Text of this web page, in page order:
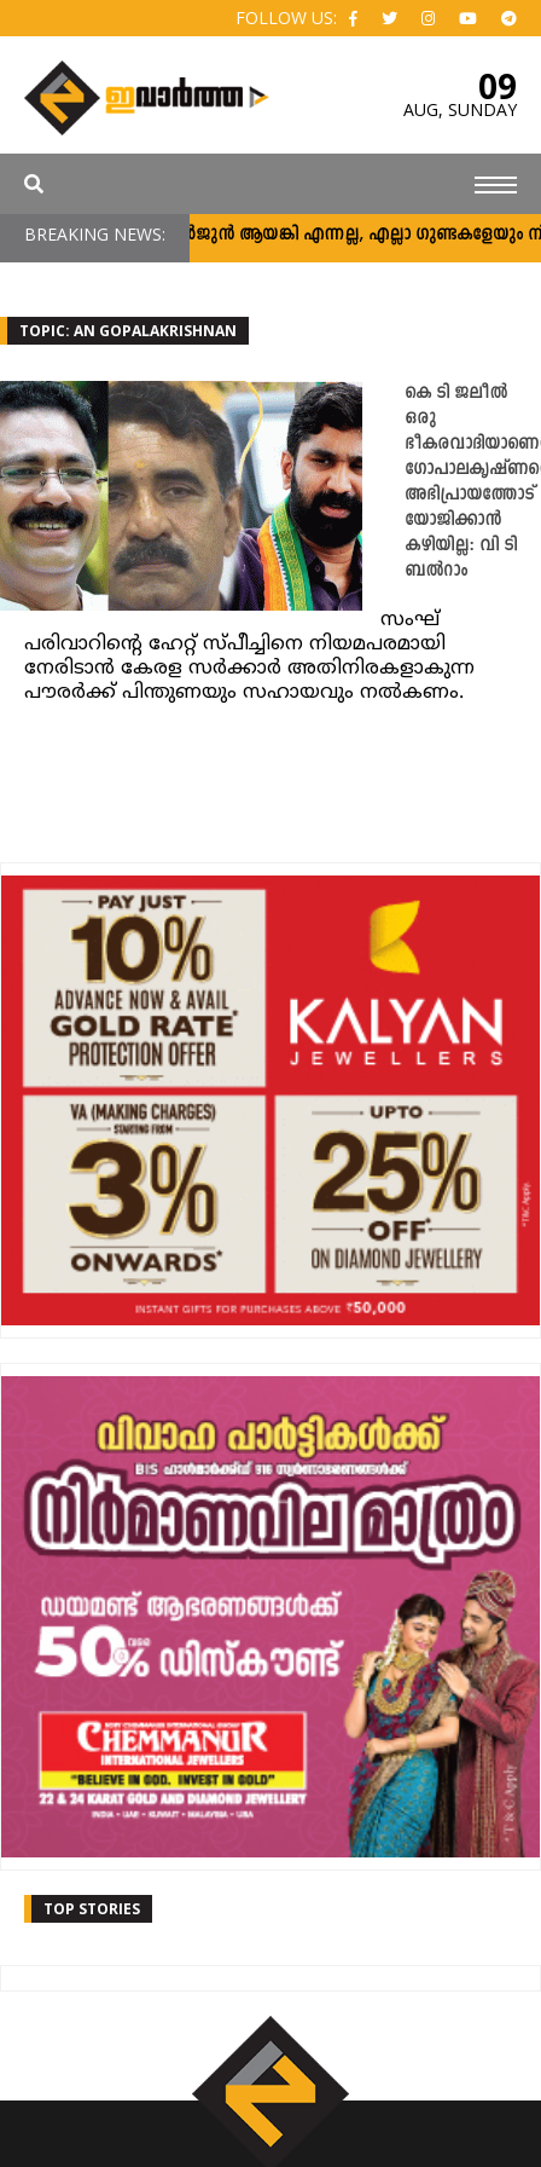
FOLLOW US:
09
AUG, SUNDAY
BREAKING NEWS:അര്‍ജുന്‍ ആയങ്കി എന്നല്ല, എല്ലാ ഗുണ്ടകളേയും
TOPIC: AN GOPALAKRISHNAN
കെ ടി ജലീൽ
ഒരു
അഭിപ്രായത്തോട്
യോജിക്കാൻ
കഴിയില്ല: വി ടി
ബൽറാം
സംഘ്
പരിവാറിന്റെ ഹേറ്റ് സ്പീച്ചിനെ നിയമപരമായി
നേരിടാൻ കേരള സർക്കാർ അതിനിരകളാകുന്ന
പൗരർക്ക് പിന്തുണയും സഹായവും നൽകണം.
TOP STORIES